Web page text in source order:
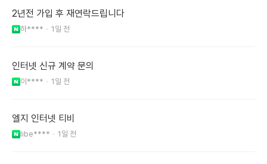
2년전 가입 후 재연락드립니다
하**** 1일 전
인터넷 신규 계약 문의
이**** 1일 전
엘지 인터넷 티비
libe**** 1일 전